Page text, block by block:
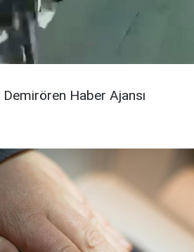
Demirören Haber Ajansı